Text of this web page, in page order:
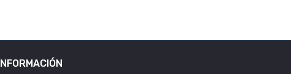
INFORMACIÓN